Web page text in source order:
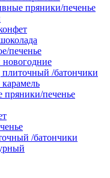
пряники/печенье
печенье
/батончики
пряники/печенье
/батончики